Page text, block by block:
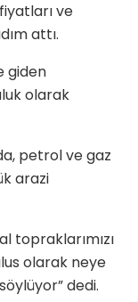
ve
attı.
giden
olarak
petrol ve gaz
arazi
topraklarımızı
olarak neye
dedi.